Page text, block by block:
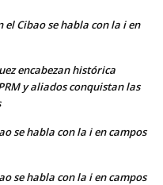
el Cibao se habla con la i en
encabezan histórica
y aliados conquistan las
se habla con la i en campos
se habla con la i en campos